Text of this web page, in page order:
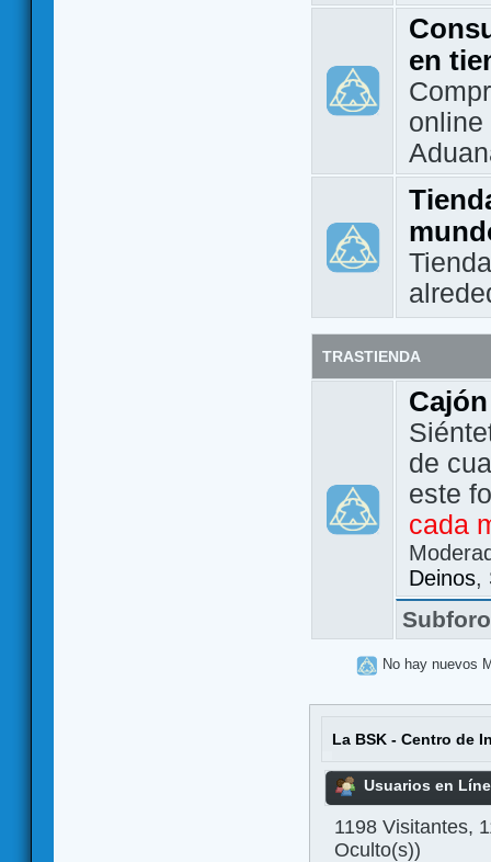
en
TRASTIENDA
de
este
cada
Deinos,
No hay nuevos
La BSK - Centro de
Usuarios en
1198 Visitantes,
Oculto(s))